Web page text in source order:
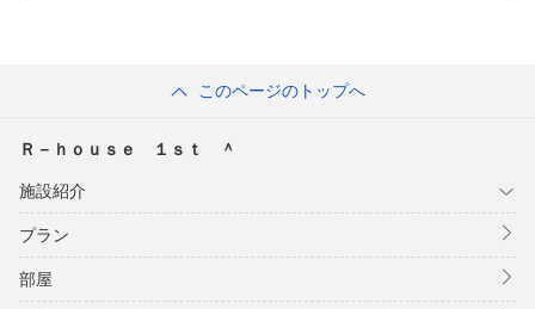
このページのトップへ
Ｒ－ｈｏｕｓｅ １ｓｔ ＾
施設紹介
プラン
部屋